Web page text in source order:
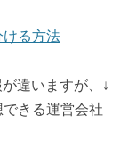
ける方法
違いますが、↓
きる運営会社